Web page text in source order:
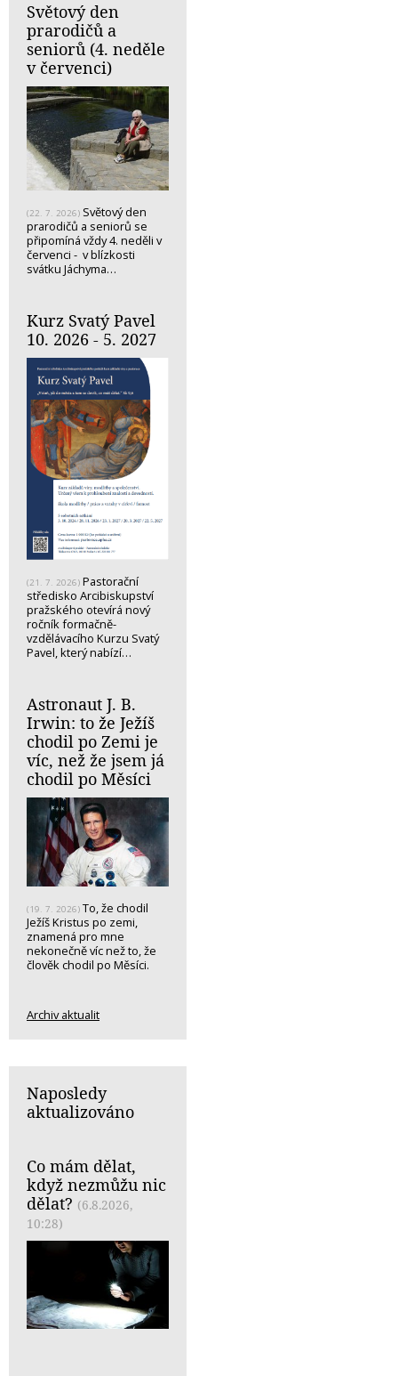
Světový den
prarodičů a
seniorů (4. neděle
v červenci)
(22. 7. 2026) Světový den
prarodičů a seniorů se
připomíná vždy 4. neděli v
červenci - v blízkosti
svátku Jáchyma…
Kurz Svatý Pavel
10. 2026 - 5. 2027
(21. 7. 2026) Pastorační
středisko Arcibiskupství
pražského otevírá nový
ročník formačně-
vzdělávacího Kurzu Svatý
Pavel, který nabízí…
Astronaut J. B.
Irwin: to že Ježíš
chodil po Zemi je
víc, než že jsem já
chodil po Měsíci
(19. 7. 2026) To, že chodil
Ježíš Kristus po zemi,
znamená pro mne
nekonečně víc než to, že
člověk chodil po Měsíci.
Archiv aktualit
Naposledy
aktualizováno
Co mám dělat,
když nezmůžu nic
dělat? (6.8.2026,
10:28)